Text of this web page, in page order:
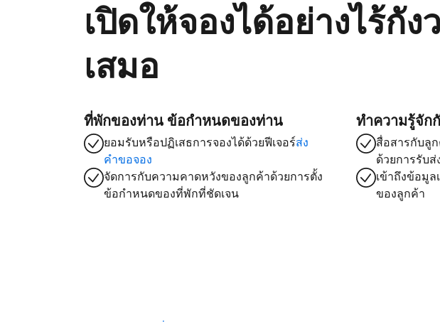
เปิดให้จองได้อย่างไร้กั
เสมอ
ที่พักของท่าน ข้อกำหนดของท่าน
ยอมรับหรือปฏิเสธการจองได้ด้วยฟีเจอร์ส่ง
คำขอจอง
จัดการกับความคาดหวังของลูกค้าด้วยการตั้ง
ข้อกำหนดของที่พักที่ชัดเจน
ทำความรู้จัก
สื่อสารกับลู
ด้วยการรับ
เข้าถึงข้อมูล
ของลูกค้า
เปิดให้จองผ่านเราตั้งแต่วันนี้